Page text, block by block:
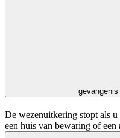
De wezenuitkering stopt als
een huis van bewaring of een